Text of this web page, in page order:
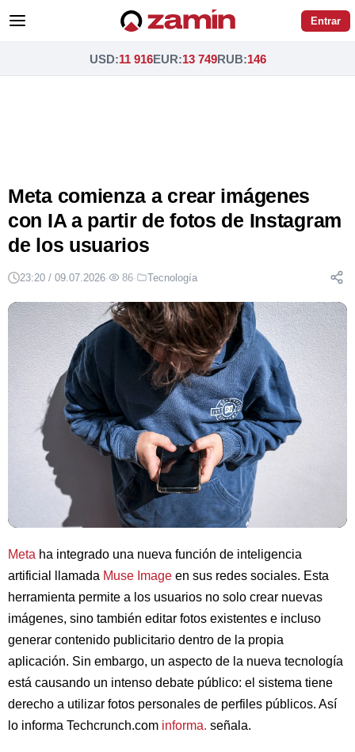
Entrar
USD:11 916EUR:13 749RUB:146
Meta comienza a crear imágenes
con IA a partir de fotos de Instagram
de los usuarios
23:20 / 09.07.2026· 86· Tecnología
Meta ha integrado una nueva función de inteligencia
artificial llamada Muse Image en sus redes sociales. Esta
herramienta permite a los usuarios no solo crear nuevas
imágenes, sino también editar fotos existentes e incluso
generar contenido publicitario dentro de la propia
aplicación. Sin embargo, un aspecto de la nueva tecnología
está causando un intenso debate público: el sistema tiene
derecho a utilizar fotos personales de perfiles públicos. Así
lo informa Techcrunch.com informa. señala.